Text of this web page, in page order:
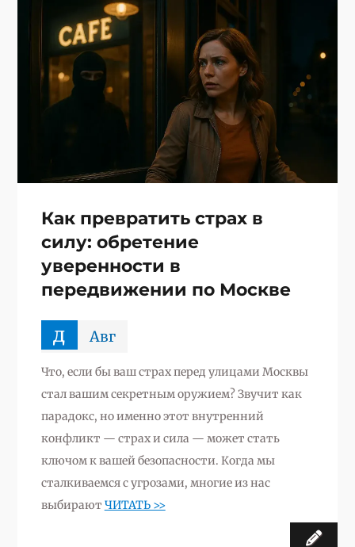
Как превратить страх в
силу: обретение
уверенности в
передвижении по Москве
д Авг
Что, если бы ваш страх перед улицами Москвы
стал вашим секретным оружием? Звучит как
парадокс, но именно этот внутренний
конфликт — страх и сила — может стать
ключом к вашей безопасности. Когда мы
сталкиваемся с угрозами, многие из нас
выбирают ЧИТАТЬ >>